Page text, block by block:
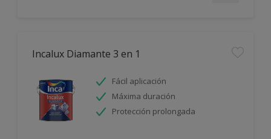
Incalux Diamante 3 en 1
Fácil aplicación
Máxima duración
Protección prolongada